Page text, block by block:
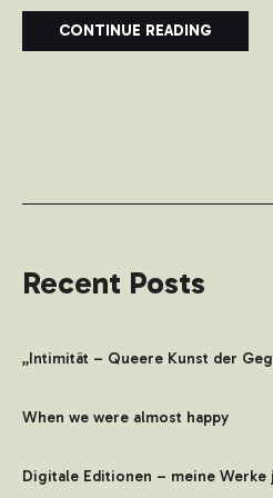
CONTINUE READING
Recent Posts
„Intimität – Queere Kunst der
When we were almost happy
Digitale Editionen – meine